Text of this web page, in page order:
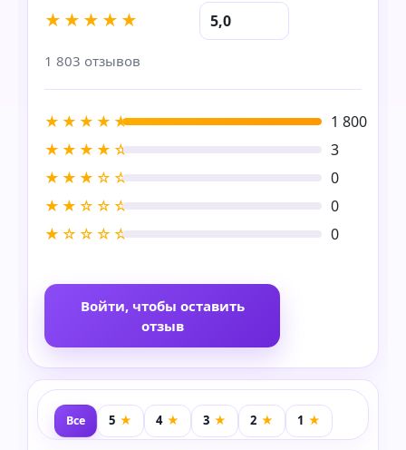
★★★★★ 5,0
1 803 отзывов
★★★★★
1 800
★★★★☆
3
★★★☆☆
0
★★☆☆☆
0
★☆☆☆☆
0
Войти, чтобы оставить
отзыв
Все